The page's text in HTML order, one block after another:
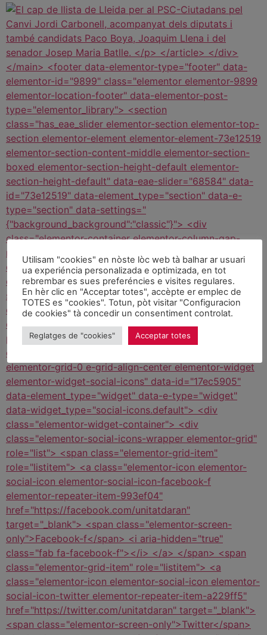
Utilisam "cookies" en nòste lòc web tà balhar ar usuari
ua experiéncia personalizada e optimizada, en tot
rebrembar es sues preferéncies e visites regulares.
En hèr clic en "Acceptar totes", accèpte er emplec de
TOTES es "cookies". Totun, pòt visitar "Configuracion
de cookies" tà concedir un consentiment controlat.
Reglatges de "cookies" Acceptar totes